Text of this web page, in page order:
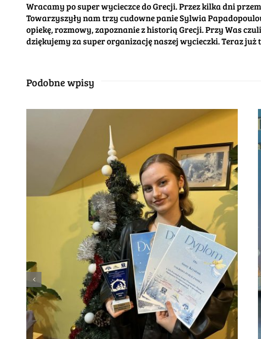
Wracamy po super wycieczce do Grecji. Przez kilka dni
Towarzyszyły nam trzy cudowne panie Sylwia
opiekę, rozmowy, zapoznanie z historią Grecji. Przy Was
dziękujemy za super organizację naszej wycieczki. Teraz już
Podobne wpisy